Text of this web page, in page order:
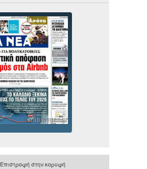
Επιστροφή στην κορυφή